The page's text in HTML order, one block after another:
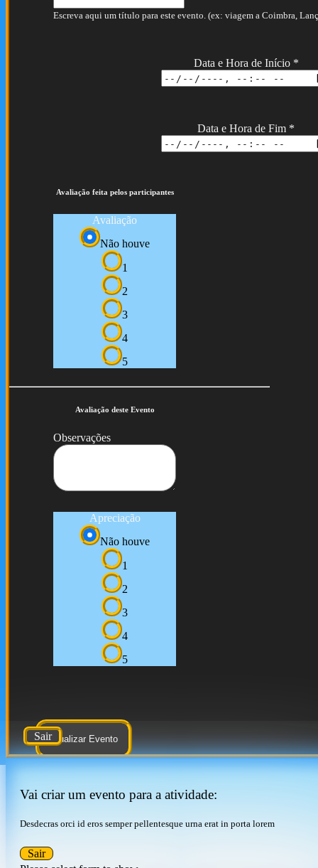
Escreva aqui um título para este evento. (ex: viagem a Coimbra,
Data e Hora de Início *
Data e Hora de Fim *
Avaliação feita pelos participantes
Avaliação
Não houve
1
2
3
4
5
Avaliação deste Evento
Observações
Apreciação
Não houve
1
2
3
4
5
Atualizar Evento
Sair
Vai criar um evento para a atividade:
Desdecras orci id eros semper pellentesque urna erat in porta lorem
Sair